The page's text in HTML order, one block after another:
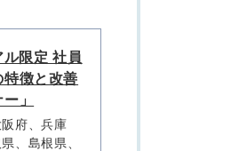
限定 社員
徴と改善
」
府、兵庫
、島根県、